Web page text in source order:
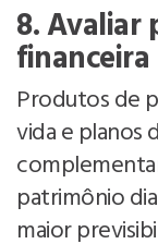
8. Avaliar
financeira
Produtos de
vida e planos
patrimônio
maior